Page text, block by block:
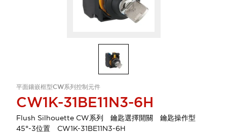
平面鑲嵌框型CW系列控制元件
CW1K-31BE11N3-6H
Flush Silhouette CW系列 鑰匙選擇開關 鑰匙操作型
45°-3位置 CW1K-31BE11N3-6H